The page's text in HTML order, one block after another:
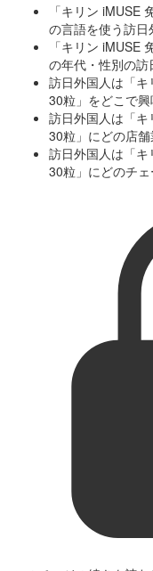
「キリン iMUSE
の言語を使う訪
「キリン iMUSE
の年代・性別の
訪日外国人は「
30粒」をどこで
訪日外国人は「
30粒」にどの店
訪日外国人は「
30粒」にどのチ